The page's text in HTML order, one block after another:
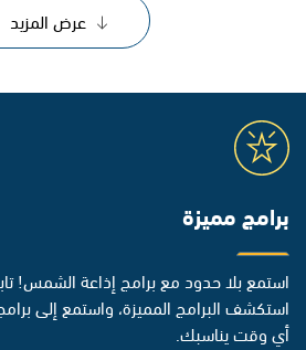
عرض المزيد
برامج مميزة
استمع بلا حدود مع برامج إذاعة الشمس!
استكشف البرامج المميزة، واستمع إلى
أي وقت يناسبك.